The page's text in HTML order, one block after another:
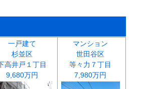
一戸建て
杉並区
高井戸１丁目
9,680万円
マンション
世田谷区
等々力７丁目
7,980万円